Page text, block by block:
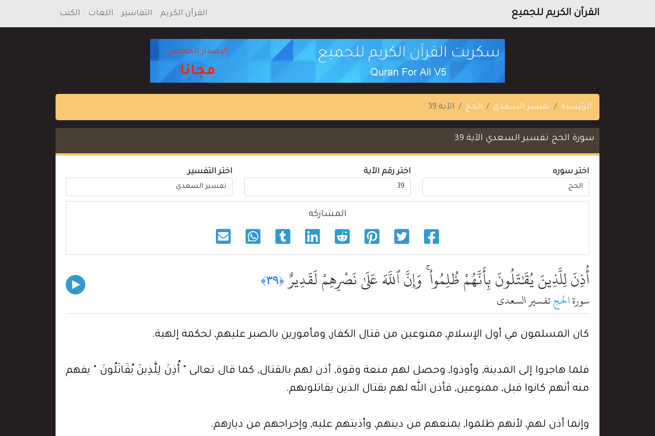
القرآن الكريم للجميع القرآن الكريم التفاسير اللغات الكتب
الرئيسية تفسير السعدي الحج الآية 39
سورة الحج تفسير السعدي الآية 39
اختر سوره اختر رقم الآية اختر التفسير
المشاركه
أُذِنَ لِلَّذِينَ يُقَٰتَلُونَ بِأَنَّهُمْ ظُلِمُواْ ۚ وَإِنَّ ٱللَّهَ عَلَىٰ نَصْرِهِمْ لَقَدِيرٌ ﴿٣٩﴾
سورةالحجتفسير السعدي
كان المسلمون في أول الإسلام, ممنوعين من قتال الكفار, ومأمورين بالصبر عليهم, لحكمة إلهية.
فلما هاجروا إلى المدينة, وأوذوا, وحصل لهم منعة وقوة, أذن لهم بالقتال, كما قال تعالى " أُذِنَ لِلَّذِينَ يُقَاتَلُونَ " يفهم
منه أنهم كانوا قبل, ممنوعين, فأذن الله لهم بقتال الذين يقاتلونهم.
وإنما أذن لهم, لأنهم ظلموا, بمنعهم من دينهم, وأذيتهم عليه, وإخراجهم من ديارهم.